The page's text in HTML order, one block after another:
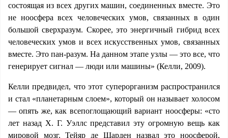
состоящая из всех других машин, соединенных вместе. Это
не ноосфера всех человеческих умов, связанных в один
большой сверхразум. Скорее, это энергичный гибрид всех
человеческих умов и всех искусственных умов, связанных
вместе. Это пан-разум. На данном этапе узлы — это все, что
генерирует сигнал — люди или машины» (Келли, 2009).
Келли предвидел, что этот суперорганизм распространился
и стал «планетарным слоем», который он называет холосом
— опять же, как всепоглощающий вариант ноосферы: «сто
лет назад Х. Г. Уэллс представил эту огромную вещь как
мировой мозг. Тейяр де Шарден назвал это ноосферой,